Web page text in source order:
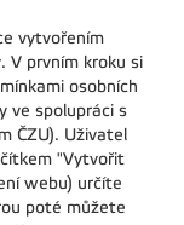
vytvořením
V prvním kroku si
osobních
ve spolupráci s
ČZU). Uživatel
"Vytvořit
webu) určíte
poté můžete